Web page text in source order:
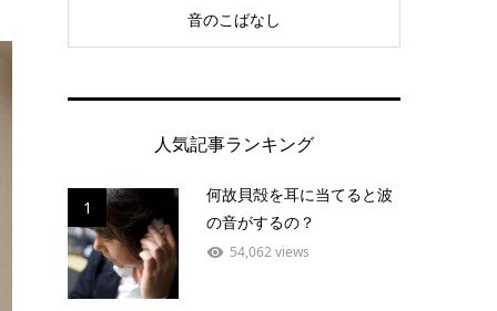
音のこばなし
人気記事ランキング
1
何故貝殻を耳に当てると波
の音がするの？
54,062 views